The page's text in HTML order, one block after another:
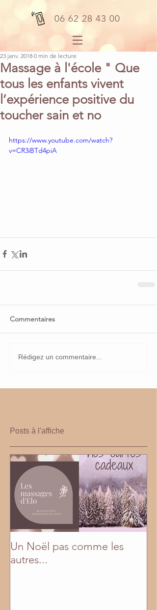
06 62 28 43 00
Massage à l'école " Que
tous les enfants vivent
l’expérience positive du
toucher sain et no
23 janv. 2018 0 min de lecture
https://www.youtube.com/watch?
v=CR3iBTd4piA
Commentaires
Rédigez un commentaire...
Posts à l'affiche
Un Noël pas comme les
autres...